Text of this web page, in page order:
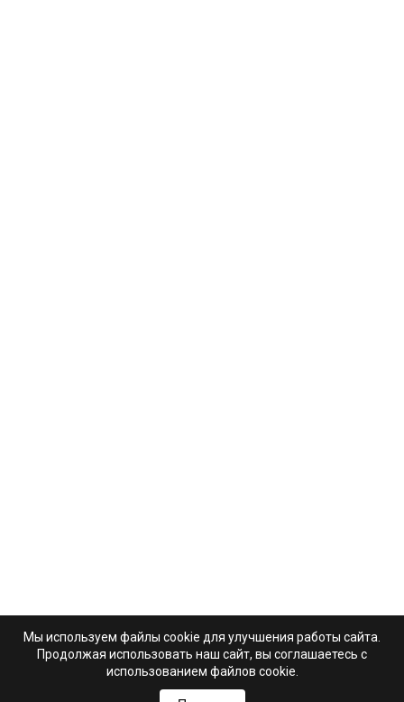
Мы используем файлы cookie для улучшения работы сайта.
Продолжая использовать наш сайт, вы соглашаетесь с
использованием файлов cookie.